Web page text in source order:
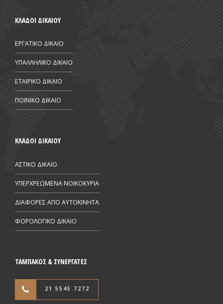
ΚΛΑΔΟΙ ΔΙΚΑΙΟΥ
ΕΡΓΑΤΙΚΟ ΔΙΚΑΙΟ
ΥΠΑΛΛΗΛΙΚΟ ΔΙΚΑΙΟ
ΕΤΑΙΡΙΚΟ ΔΙΚΑΙΟ
ΠΟΙΝΙΚΟ ΔΙΚΑΙΟ
ΚΛΑΔΟΙ ΔΙΚΑΙΟΥ
ΑΣΤΙΚΟ ΔΙΚΑΙΟ
ΥΠΕΡΧΡΕΩΜΕΝΑ ΝΟΙΚΟΚΥΡΙΑ
ΔΙΑΦΟΡΕΣ ΑΠΟ AYTOKINHTA
ΦΟΡΟΛΟΓΙΚΟ ΔΙΚΑΙΟ
ΤΑΜΠΑΚΟΣ & ΣΥΝΕΡΓΑΤΕΣ
21 5545 7272